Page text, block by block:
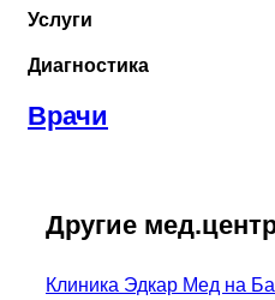
Услуги
Диагностика
Врачи
Другие
Клиника Эдкар Мед на